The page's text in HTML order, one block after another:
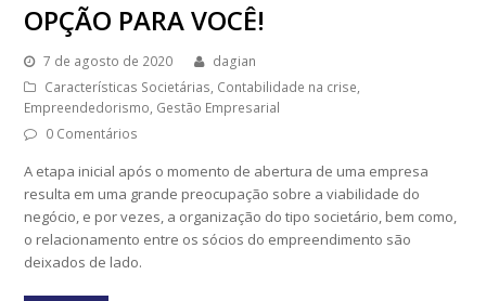
OPÇÃO PARA VOCÊ!
7 de agosto de 2020
dagian
Características Societárias, Contabilidade na crise,
Empreendedorismo, Gestão Empresarial
0 Comentários
A etapa inicial após o momento de abertura de uma empresa
resulta em uma grande preocupação sobre a viabilidade do
negócio, e por vezes, a organização do tipo societário, bem como,
o relacionamento entre os sócios do empreendimento são
deixados de lado.